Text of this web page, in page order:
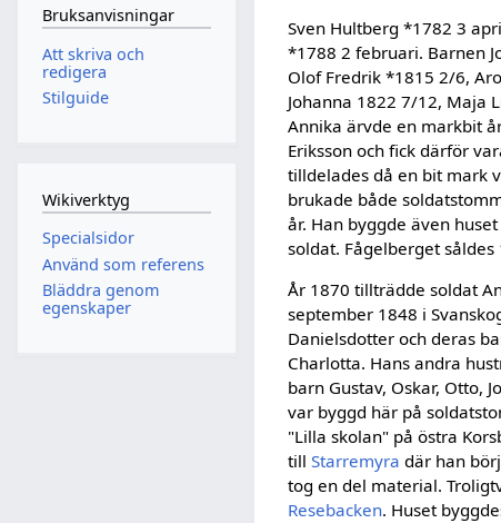
Sven Hultberg *1782 3
*1788 2 februari. Barnen
Olof Fredrik *1815 2/6,
Johanna 1822 7/12, Maja
Annika ärvde en markbit
Eriksson och fick därför
tilldelades då en bit mark
brukade både
år. Han byggde även
soldat. Fågelberget
År 1870 tillträdde soldat
september 1848 i
Danielsdotter och deras
Charlotta. Hans andra
barn Gustav, Oskar, Otto,
var byggd här på
"Lilla skolan" på östra
tillStarremyra där han
tog en del material.
Resebacken. Huset
Bruksanvisningar
Att skriva och
redigera
Stilguide
Wikiverktyg
Specialsidor
Använd som referens
Bläddra genom
egenskaper